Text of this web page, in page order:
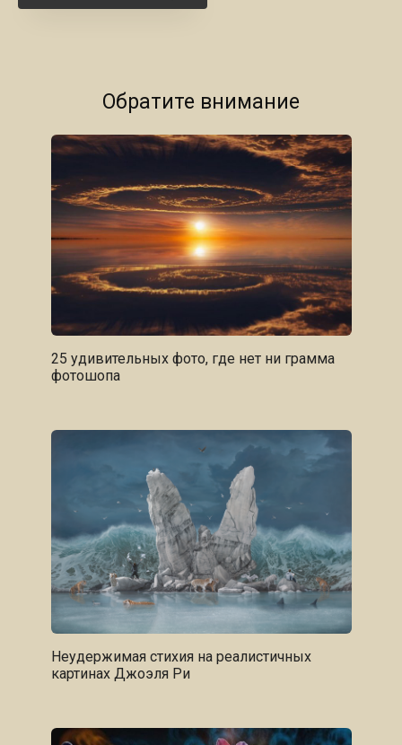
Обратите внимание
25 удивительных фото, где нет ни грамма
фотошопа
Неудержимая стихия на реалистичных
картинах Джоэля Ри